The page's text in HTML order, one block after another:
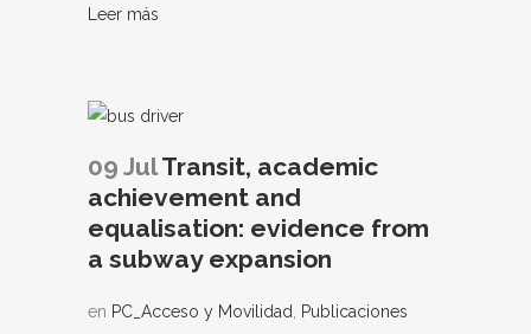
Leer más
09 Jul Transit, academic
achievement and
equalisation: evidence from
a subway expansion
en PC_Acceso y Movilidad
Publicaciones